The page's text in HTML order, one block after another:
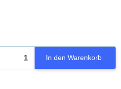
In den Warenkorb